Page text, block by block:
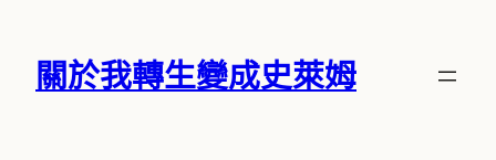
關於我轉生變成史萊姆